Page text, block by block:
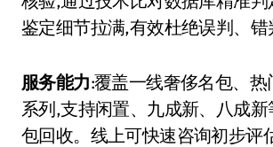
鉴定细节拉满,有效杜绝误判、错
服务能力:覆盖一线奢侈名包、
系列,支持闲置、九成新、八成新
包回收。线上可快速咨询初步评